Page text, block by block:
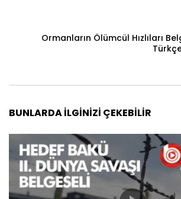
Ormanların Ölümcül Hızlıları
BUNLARDA İLGINIZI ÇEKEBILIR